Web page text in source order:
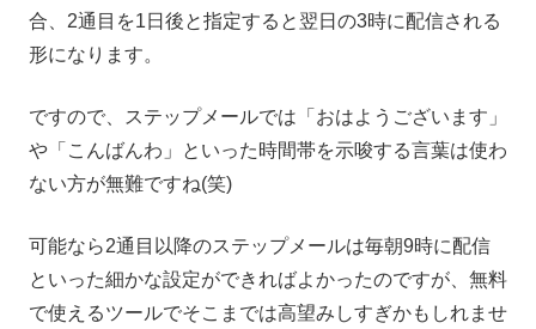
合、2通目を1日後と指定すると翌日の3時に配信される
形になります。
ですので、ステップメールでは「おはようございます」
や「こんばんわ」といった時間帯を示唆する言葉は使わ
ない方が無難ですね(笑)
可能なら2通目以降のステップメールは毎朝9時に配信
といった細かな設定ができればよかったのですが、無料
で使えるツールでそこまでは高望みしすぎかもしれませ